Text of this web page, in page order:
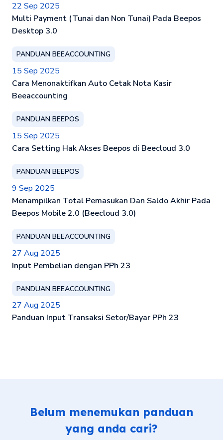
22 Sep 2025
Multi Payment (Tunai dan Non Tunai) Pada Beepos
Desktop 3.0
PANDUAN BEEACCOUNTING
15 Sep 2025
Cara Menonaktifkan Auto Cetak Nota Kasir
Beeaccounting
PANDUAN BEEPOS
15 Sep 2025
Cara Setting Hak Akses Beepos di Beecloud 3.0
PANDUAN BEEPOS
9 Sep 2025
Menampilkan Total Pemasukan Dan Saldo Akhir Pada
Beepos Mobile 2.0 (Beecloud 3.0)
PANDUAN BEEACCOUNTING
27 Aug 2025
Input Pembelian dengan PPh 23
PANDUAN BEEACCOUNTING
27 Aug 2025
Panduan Input Transaksi Setor/Bayar PPh 23
Belum menemukan panduan
yang anda cari?